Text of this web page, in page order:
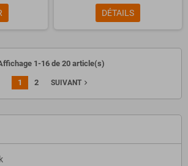
DÉTAILS
1-16 de 20 article(s)
1 2 SUIVANT navigate_next